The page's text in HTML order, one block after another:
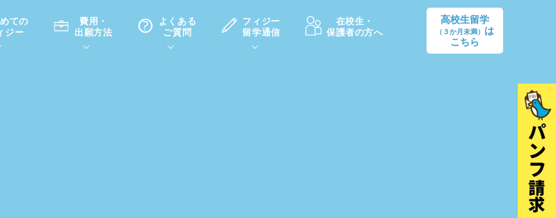
ての
ジー
費用・
出願方法
よくある
ご質問
フィジー
留学通信
在校生・
保護者の方へ
高校生留学
（３か月未満）
は
こちら